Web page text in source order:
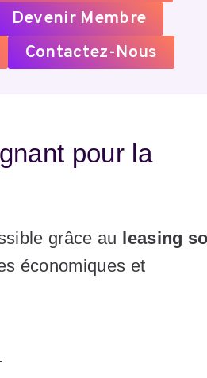
Devenir Membre
Contactez-Nous
pour la
grâce au leasing
économiques et